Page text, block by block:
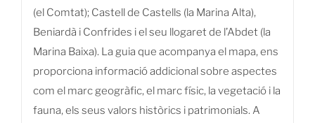
(el Comtat); Castell de Castells (la Marina Alta),
Beniardà i Confrides i el seu llogaret de l’Abdet (la
Marina Baixa). La guia que acompanya el mapa, ens
proporciona informació addicional sobre aspectes
com el marc geogràfic, el marc físic, la vegetació i la
fauna, els seus valors històrics i patrimonials. A